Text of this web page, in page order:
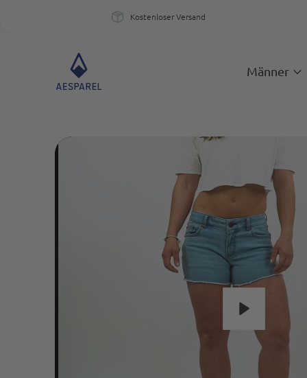
Kostenloser Versand
Kostenloser Versand Männer
Wiedergabe